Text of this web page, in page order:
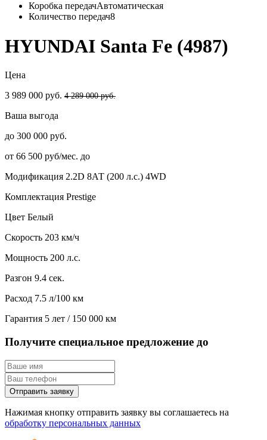
Коробка передачАвтоматическая
Количество передач8
HYUNDAI Santa Fe (4987)
Цена
3 989 000 руб. 4 289 000 руб.
Ваша выгода
до 300 000 руб.
от 66 500 руб/мес. до
Модификация 2.2D 8АТ (200 л.с.) 4WD
Комплектация Prestige
Цвет Белый
Скорость 203 км/ч
Мощность 200 л.с.
Разгон 9.4 сек.
Расход 7.5 л/100 км
Гарантия 5 лет / 150 000 км
Получите специальное предложение до
Отправить заявку
Нажимая кнопку отправить заявку вы соглашаетесь на
обработку персональных данных